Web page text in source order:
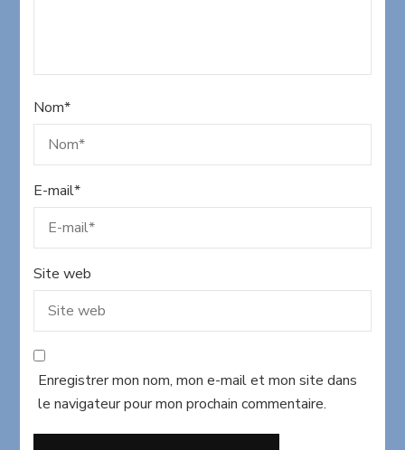
Nom*
E-mail*
Site web
Enregistrer mon nom, mon e-mail et mon site dans
le navigateur pour mon prochain commentaire.